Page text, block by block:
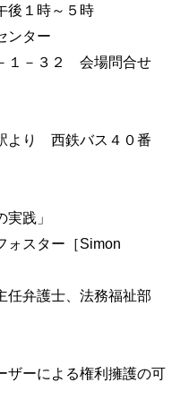
１時～５時
ンター
３２ 会場問合せ
より 西鉄バス４０番
践」
ター［Simon
士、法務福祉部
ーによる権利擁護の可